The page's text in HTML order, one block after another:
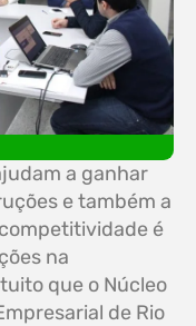
a ganhar
e também a
é
na
que o Núcleo
de Rio